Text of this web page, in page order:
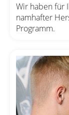
Wir haben für
namhafter
Programm.